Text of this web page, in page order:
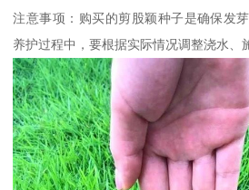
注意事项：购买的剪股颖种子是确保发
养护过程中，要根据实际情况调整浇水、